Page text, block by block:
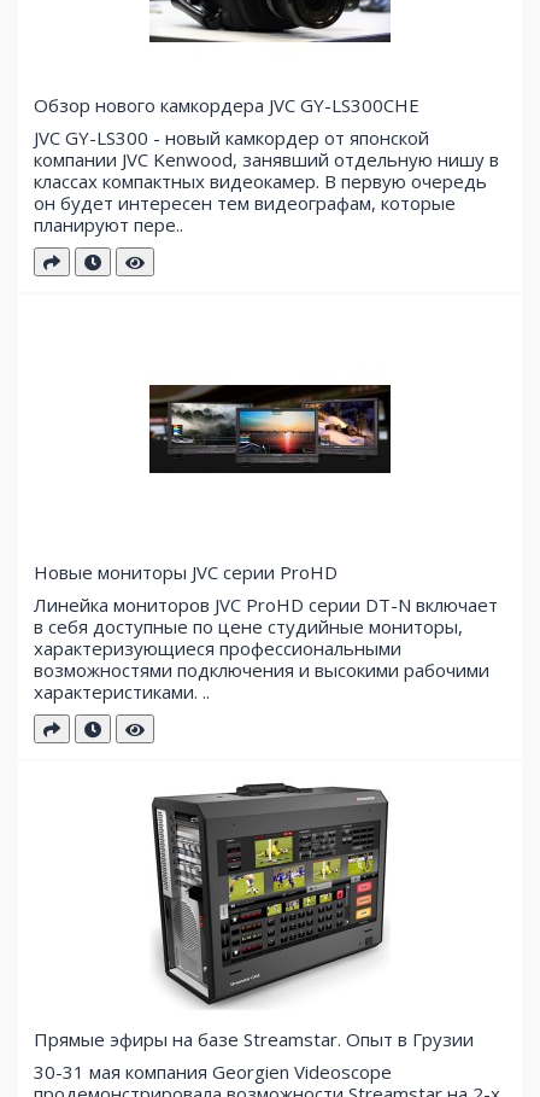
Обзор нового камкордера JVC GY-LS300CHE
JVC GY-LS300 - новый камкордер от японской
компании JVC Kenwood, занявший отдельную нишу в
классах компактных видеокамер. В первую очередь
он будет интересен тем видеографам, которые
планируют пере..
Новые мониторы JVC серии ProHD
Линейка мониторов JVC ProHD серии DT-N включает
в себя доступные по цене студийные мониторы,
характеризующиеся профессиональными
возможностями подключения и высокими рабочими
характеристиками. ..
Прямые эфиры на базе Streamstar. Опыт в Грузии
30-31 мая компания Georgien Videoscope